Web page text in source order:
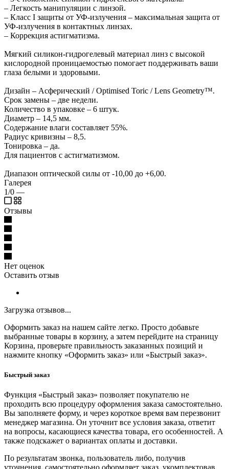
– Легкость манипуляции с линзой.
– Класс I защиты от УФ-излучения – максимальная защита от
УФ-излучения в контактных линзах.
– Коррекция астигматизма.
Мягкий силикон-гидрогелевый материал линз с высокой
кислородной проницаемостью помогает поддерживать ваши
глаза белыми и здоровыми.
Дизайн – Асферический / Optimised Toric / Lens Geometry™.
Срок замены – две недели.
Количество в упаковке – 6 штук.
Диаметр – 14,5 мм.
Содержание влаги составляет 55%.
Радиус кривизны – 8,5.
Тонировка – да.
Для пациентов с астигматизмом.
Диапазон оптической силы от -10,00 до +6,00.
Галерея
1/0 —
Отзывы
Нет оценок
Оставить отзыв
Загрузка отзывов...
Оформить заказ на нашем сайте легко. Просто добавьте
выбранные товары в корзину, а затем перейдите на страницу
Корзина, проверьте правильность заказанных позиций и
нажмите кнопку «Оформить заказ» или «Быстрый заказ».
Быстрый заказ
Функция «Быстрый заказ» позволяет покупателю не
проходить всю процедуру оформления заказа самостоятельно.
Вы заполняете форму, и через короткое время вам перезвонит
менеджер магазина. Он уточнит все условия заказа, ответит
на вопросы, касающиеся качества товара, его особенностей. А
также подскажет о вариантах оплаты и доставки.
По результатам звонка, пользователь либо, получив